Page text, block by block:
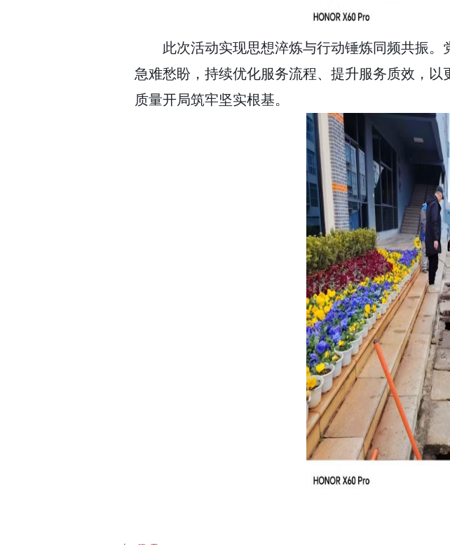
此次活动实现思想淬炼与行动锤炼同频共振
急难愁盼，持续优化服务流程、提升服务质效，
质量开局筑牢坚实根基。